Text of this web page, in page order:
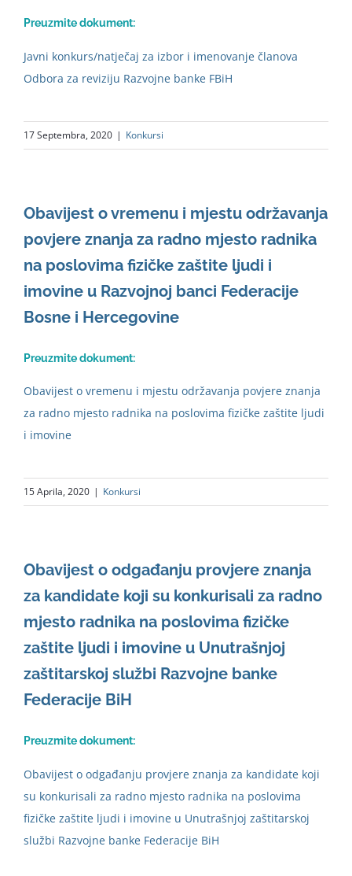
Preuzmite dokument:
Javni konkurs/natječaj za izbor i imenovanje članova
Odbora za reviziju Razvojne banke FBiH
17 Septembra, 2020 | Konkursi
Obavijest o vremenu i mjestu održavanja
povjere znanja za radno mjesto radnika
na poslovima fizičke zaštite ljudi i
imovine u Razvojnoj banci Federacije
Bosne i Hercegovine
Preuzmite dokument:
Obavijest o vremenu i mjestu održavanja povjere znanja
za radno mjesto radnika na poslovima fizičke zaštite ljudi
i imovine
15 Aprila, 2020 | Konkursi
Obavijest o odgađanju provjere znanja
za kandidate koji su konkurisali za radno
mjesto radnika na poslovima fizičke
zaštite ljudi i imovine u Unutrašnjoj
zaštitarskoj službi Razvojne banke
Federacije BiH
Preuzmite dokument:
Obavijest o odgađanju provjere znanja za kandidate koji
su konkurisali za radno mjesto radnika na poslovima
fizičke zaštite ljudi i imovine u Unutrašnjoj zaštitarskoj
službi Razvojne banke Federacije BiH